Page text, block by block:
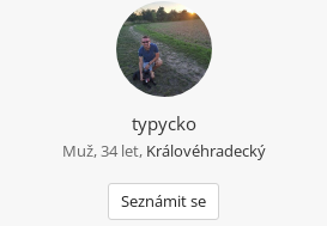
typycko
Muž, 34 let, Královéhradecký
Seznámit se